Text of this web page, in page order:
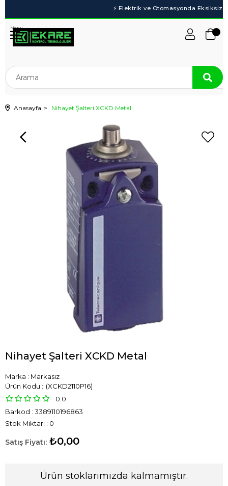
Menu
Anasayfa Nihayet Şalteri XCKD Metal
Nihayet Şalteri XCKD Metal
Marka : Markasız
(XCKD2110P16)
0.0
Barkod : 3389110196863
Stok Miktarı : 0
₺0,00
Ürün stoklarımızda kalmamıştır.